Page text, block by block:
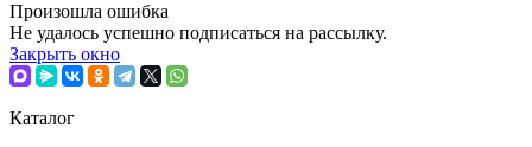
Произошла ошибка
Не удалось успешно подписаться на рассылку.
Закрыть окно
Каталог